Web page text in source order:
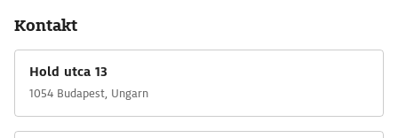
Kontakt
Hold utca 13
1054 Budapest, Ungarn